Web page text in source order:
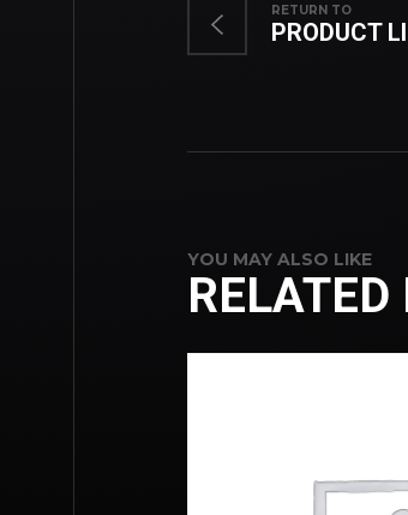
RETURN TO
PRODUCT
YOU MAY ALSO LIKE
RELATED